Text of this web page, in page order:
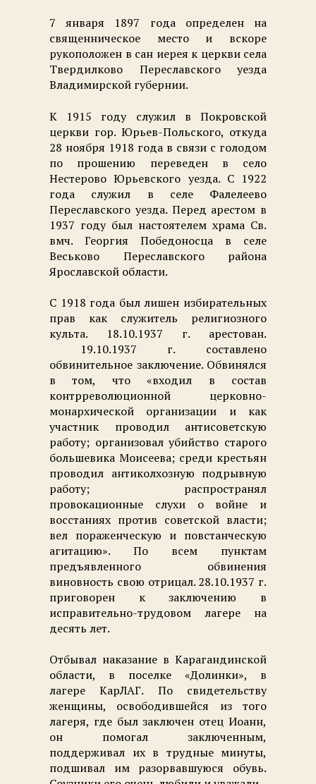
7 января 1897 года определен на
священническое место и вскоре
рукоположен в сан иерея к церкви села
Твердилково Переславского уезда
Владимирской губернии.
К 1915 году служил в Покровской
церкви гор. Юрьев-Польского, откуда
28 ноября 1918 года в связи с голодом
по прошению переведен в село
Нестерово Юрьевского уезда. С 1922
года служил в селе Фалелеево
Переславского уезда. Перед арестом в
1937 году был настоятелем храма Св.
вмч. Георгия Победоносца в селе
Веськово Переславского района
Ярославской области.
С 1918 года был лишен избирательных
прав как служитель религиозного
культа. 18.10.1937 г. арестован.
19.10.1937 г. составлено
обвинительное заключение. Обвинялся
в том, что «входил в состав
контрреволюционной церковно-
монархической организации и как
участник проводил антисоветскую
работу; организовал убийство старого
большевика Моисеева; среди крестьян
проводил антиколхозную подрывную
работу; распространял
провокационные слухи о войне и
восстаниях против советской власти;
вел пораженческую и повстанческую
агитацию». По всем пунктам
предъявленного обвинения
виновность свою отрицал. 28.10.1937 г.
приговорен к заключению в
исправительно-трудовом лагере на
десять лет.
Отбывал наказание в Карагандинской
области, в поселке «Долинки», в
лагере КарЛАГ. По свидетельству
женщины, освободившейся из того
лагеря, где был заключен отец Иоанн,
он помогал заключенным,
поддерживал их в трудные минуты,
подшивал им разорвавшуюся обувь.